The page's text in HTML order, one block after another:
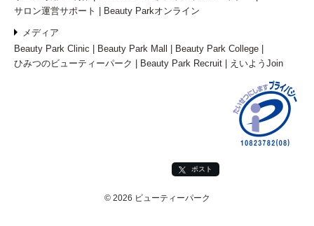
サロン運営サポート
Beauty Parkオンライン
メディア
Beauty Park Clinic
Beauty Park Mall
Beauty Park College
ひみつのビューティーパーク
Beauty Park Recruit えいようJoin
ポスト
© 2026 ビューティーパーク